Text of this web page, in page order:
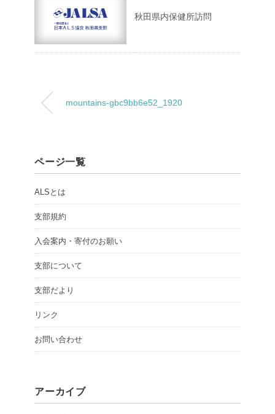
秋田県内保健所訪問
mountains-gbc9bb6e52_1920
ページ一覧
ALSとは
支部規約
入会案内・寄付のお願い
支部について
支部だより
リンク
お問い合わせ
アーカイブ